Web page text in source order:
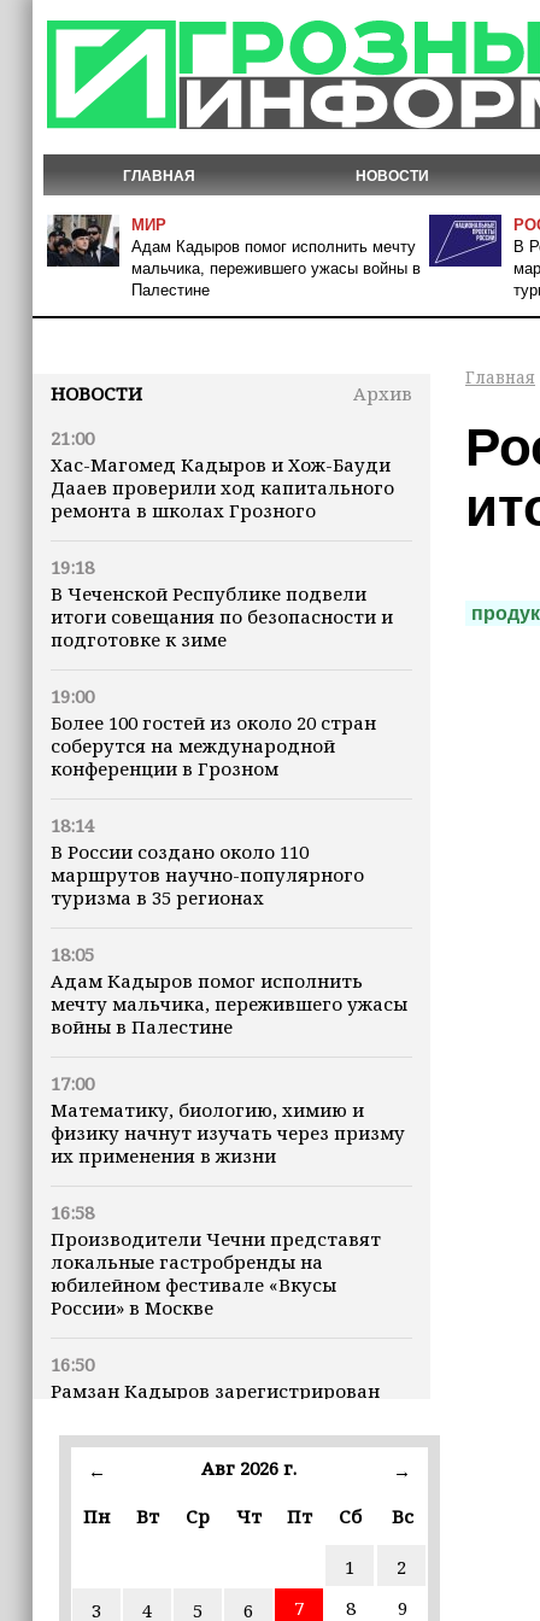
ГЛАВНАЯ НОВОСТИ
МИР
Адам Кадыров помог исполнить мечту
мальчика, пережившего ужасы войны в
Палестине
В
НОВОСТИ
Архив
21:00
Хас-Магомед Кадыров и Хож-Бауди
Дааев проверили ход капитального
ремонта в школах Грозного
19:18
В Чеченской Республике подвели
итоги совещания по безопасности и
подготовке к зиме
19:00
Более 100 гостей из около 20 стран
соберутся на международной
конференции в Грозном
18:14
В России создано около 110
маршрутов научно-популярного
туризма в 35 регионах
18:05
Адам Кадыров помог исполнить
мечту мальчика, пережившего ужасы
войны в Палестине
17:00
Математику, биологию, химию и
физику начнут изучать через призму
их применения в жизни
16:58
Производители Чечни представят
локальные гастробренды на
юбилейном фестивале «Вкусы
России» в Москве
16:50
Рамзан Кадыров зарегистрирован
16:47
землетрясения, рассказала
16:12
← Авг 2026 г.
→
Пн
Вт Ср Чт Пт Сб Вс
1
2
3
4 5 6 7 8
9
Главная